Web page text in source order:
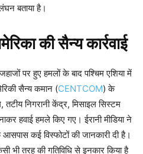
बताया है।
की सैन्य कार्रवाई
पर हुए हमलों के बाद पश्चिम एशिया में
सैन्य कमान (CENTCOM) के
निगरानी केंद्र, मिसाइल सिस्टम
हवाई हमले किए गए। ईरानी मीडिया ने
कई विस्फोटों की जानकारी दी है।
भी तरह की गतिविधि से इनकार किया है